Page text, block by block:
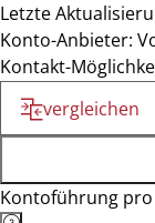
Letzte
Konto-Anbieter:
Kontakt-
vergleichen
Kontoführung